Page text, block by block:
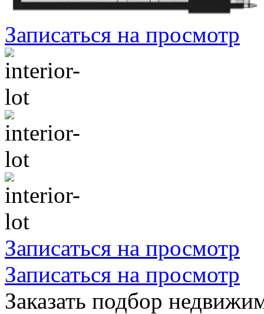
Записаться на просмотр
Записаться на просмотр
Записаться на просмотр
Заказать подбор